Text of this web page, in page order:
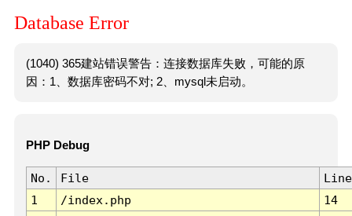
Database Error
(1040) 365建站错误警告：连接数据库失败，可能的原
因：1、数据库密码不对; 2、mysql未启动。
PHP Debug
No. File
Line
1
/index.php 14